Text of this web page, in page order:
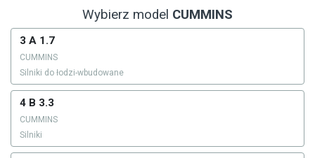
Wybierz model CUMMINS
3 A 1.7
CUMMINS
Silniki do łodzi-wbudowane
4 B 3.3
CUMMINS
Silniki